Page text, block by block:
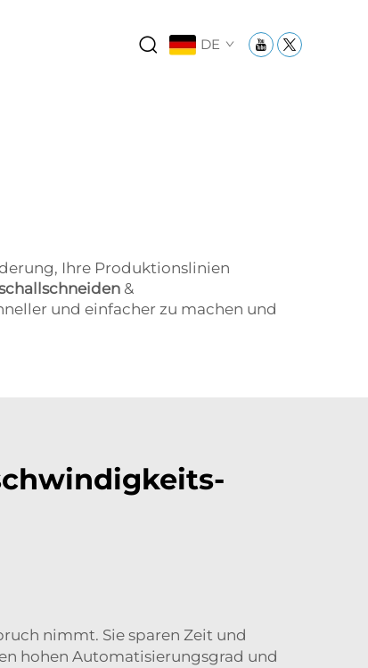
DE
Ihre Produktionslinien
&
und einfacher zu machen und
nimmt. Sie sparen Zeit und
hohen Automatisierungsgrad und